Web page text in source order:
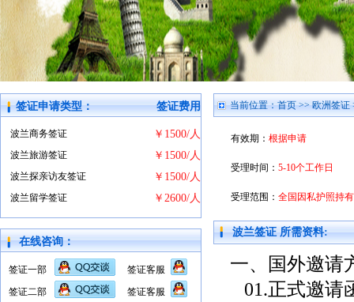
签证申请类型： 签证费用
波兰商务签证 ￥1500/人
波兰旅游签证 ￥1500/人
波兰探亲访友签证 ￥1500/人
波兰留学签证 ￥2600/人
在线咨询：
签证一部
签证二部
签证客服
签证客服
当前位置：首页>>欧洲签证
有效期： 根据申请
受理时间： 5-10个工作日
受理范围： 全国因私护照持
波兰签证 所需资料:
一、国外邀请
01.正式邀请